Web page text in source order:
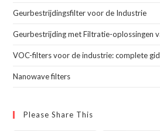
Geurbestrijdingsfilter voor de Industrie
Geurbestrijding met Filtratie-oplossingen
VOC-filters voor de industrie: complete
Nanowave filters
Please Share This